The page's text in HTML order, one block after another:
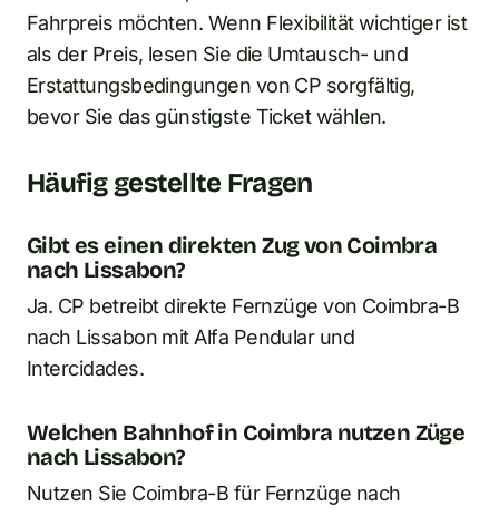
Fahrpreis möchten. Wenn Flexibilität wichtiger ist
als der Preis, lesen Sie die Umtausch- und
Erstattungsbedingungen von CP sorgfältig,
bevor Sie das günstigste Ticket wählen.
Häufig gestellte Fragen
Gibt es einen direkten Zug von Coimbra
nach Lissabon?
Ja. CP betreibt direkte Fernzüge von Coimbra-B
nach Lissabon mit Alfa Pendular und
Intercidades.
Welchen Bahnhof in Coimbra nutzen Züge
nach Lissabon?
Nutzen Sie Coimbra-B für Fernzüge nach